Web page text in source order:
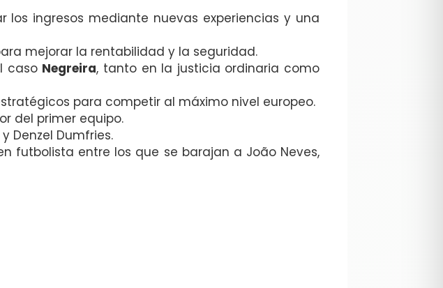
ingresos mediante nuevas experiencias y una
mejorar la rentabilidad y la seguridad.
caso Negreira, tanto en la justicia ordinaria como
para competir al máximo nivel europeo.
del primer equipo.
Denzel Dumfries.
futbolista entre los que se barajan a João Neves,